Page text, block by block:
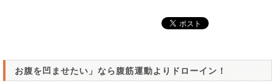
お腹を凹ませたい」なら腹筋運動よりドローイン！